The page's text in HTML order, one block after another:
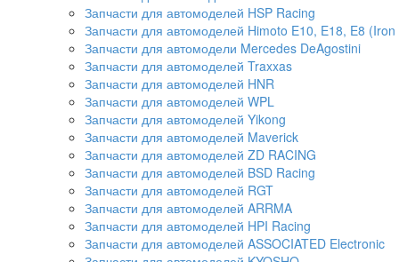
Запчасти для автомоделей HSP Racing
Запчасти для автомоделей Himoto E10, E18, E8
Запчасти для автомодели Mercedes DeAgostini
Запчасти для автомоделей Traxxas
Запчасти для автомоделей HNR
Запчасти для автомоделей WPL
Запчасти для автомоделей Yikong
Запчасти для автомоделей Maverick
Запчасти для автомоделей ZD RACING
Запчасти для автомоделей BSD Racing
Запчасти для автомоделей RGT
Запчасти для автомоделей ARRMA
Запчасти для автомоделей HPI Racing
Запчасти для автомоделей ASSOCIATED Electronic